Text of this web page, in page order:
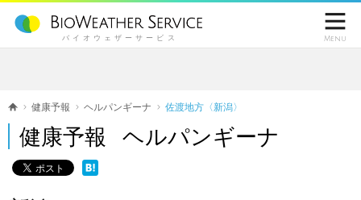
バイオウェザーサービス

Menu
健康予報 ヘルパンギーナ 佐渡地方〈新潟〉
健康予報 ヘルパンギーナ